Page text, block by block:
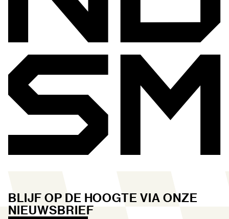
BLIJF OP DE HOOGTE VIA ONZE
NIEUWSBRIEF